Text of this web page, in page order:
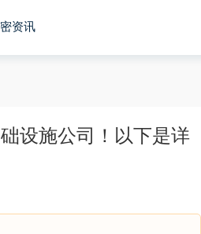
资讯
设施公司！以下是详